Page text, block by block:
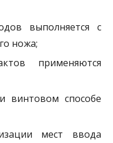
выполняется с
ножа;
применяются
винтовом способе
мест ввода